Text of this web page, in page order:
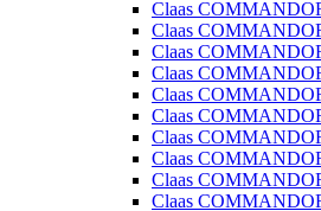
Claas
Claas
Claas
Claas
Claas
Claas
Claas
Claas
Claas
Claas